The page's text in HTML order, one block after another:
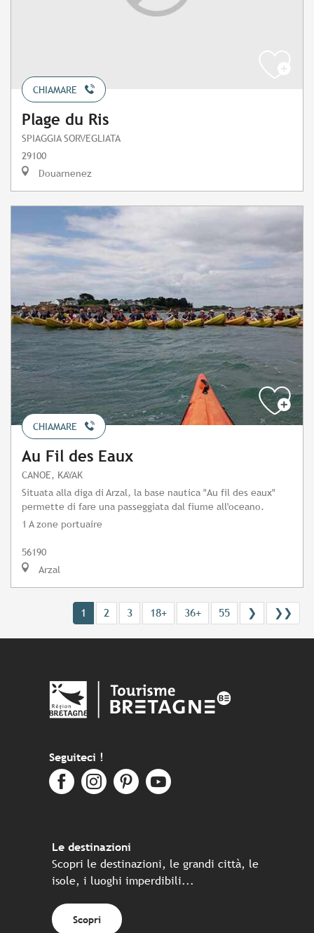
CHIAMARE
Plage du Ris
SPIAGGIA SORVEGLIATA
29100
Douarnenez
CHIAMARE
Au Fil des Eaux
CANOE, KAYAK
Situata alla diga di Arzal, la base nautica "Au fil des eaux"
permette di fare una passeggiata dal fiume all'oceano.
1 A zone portuaire
56190
Arzal
1 2 3 18+ 36+ 55 ❯ ❯❯
Seguiteci !
Le destinazioni
Scopri le destinazioni, le grandi città, le
isole, i luoghi imperdibili...
Scopri